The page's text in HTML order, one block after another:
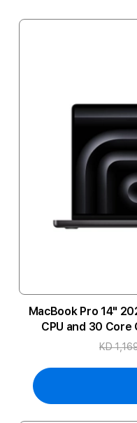
MacBook Pro 14"
CPU and 30 Core
KD